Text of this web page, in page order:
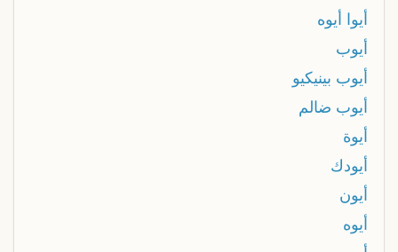
أيوا أيوه
أيوب
أيوب بينيكيو
أيوب ضالم
أيوة
أيودك
أيون
أيوه